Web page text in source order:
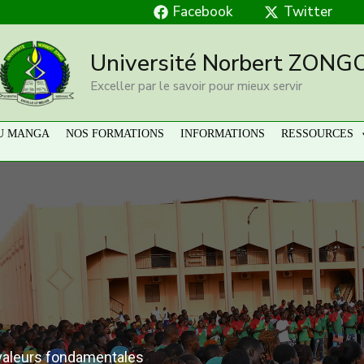
Facebook Twitter
Université Norbert
Exceller par le savoir pour mieux servir
MANGA NOS FORMATIONS INFORMATIONS RESSOURCES